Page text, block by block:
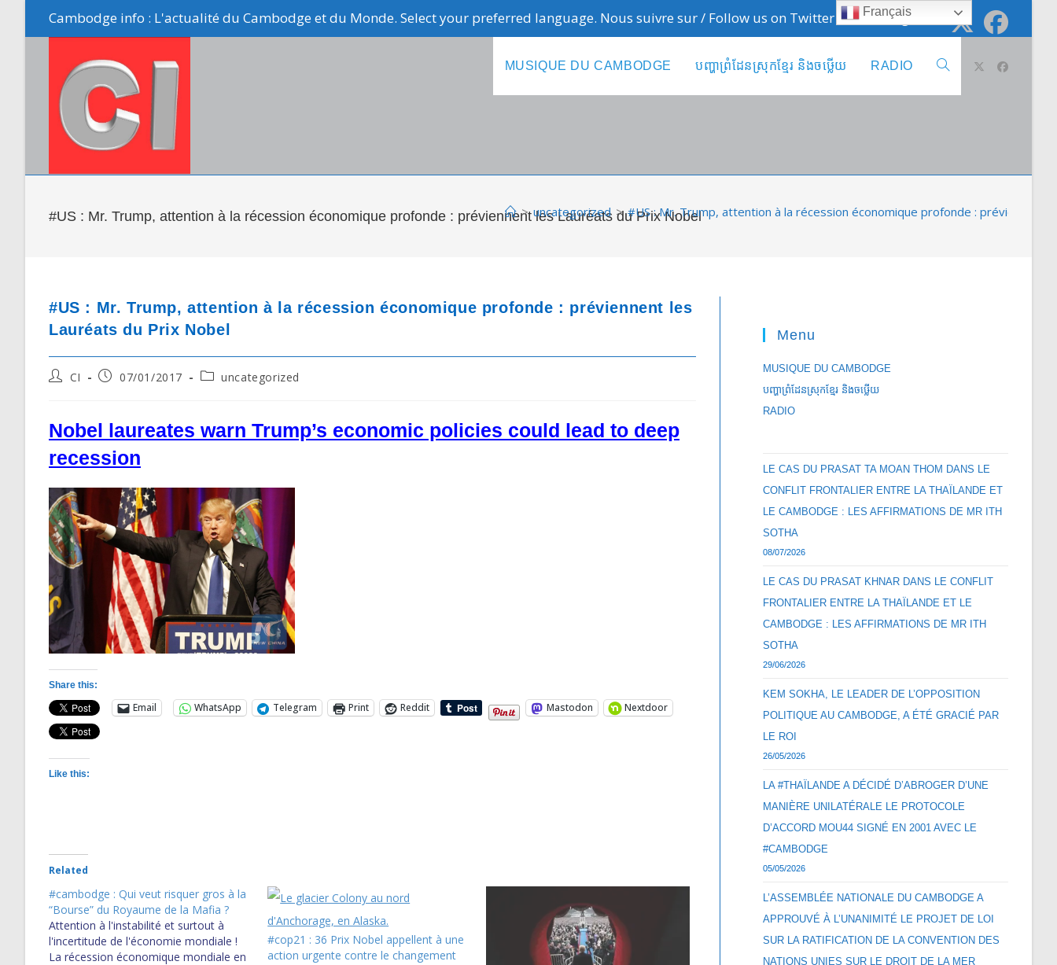
Cambodge info : L'actualité du Cambodge et du Monde. Select your preferred language. Nous suivre sur / Follow us on Twitter @cambodge_info
MUSIQUE DU CAMBODGE បញ្ហាព្រំដែនស្រុកខ្មែរ និងចឞ្លើយ RADIO Toggle
#US : Mr. Trump, attention à la récession économique profonde : préviennent les Lauréats du Prix Nobel
> uncategorized > #US : Mr. Trump, attention à la récession économique profonde : préviennent
#US : Mr. Trump, attention à la récession économique profonde : préviennent les
Lauréats du Prix Nobel
PostCI
Post07/01/2017
Postuncategorized
Nobel laureates warn Trump’s economic policies could lead to deep
recession
Share this:
Email WhatsApp Telegram Print Reddit Mastodon Nextdoor
Like this:
Related
#cambodge : Qui veut risquer gros à la
“Bourse” du Royaume de la Mafia ?
Attention à l'instabilité et surtout à
l'incertitude de l'économie mondiale !
La récession économique mondiale en
#cop21 : 36 Prix Nobel appellent à une
action urgente contre le changement
Menu
MUSIQUE DU CAMBODGE
បញ្ហាព្រំដែនស្រុកខ្មែរ និងចឞ្លើយ
RADIO
LE CAS DU PRASAT TA MOAN THOM DANS LE
CONFLIT FRONTALIER ENTRE LA THAÏLANDE ET
LE CAMBODGE : LES AFFIRMATIONS DE MR ITH
SOTHA
08/07/2026
LE CAS DU PRASAT KHNAR DANS LE CONFLIT
FRONTALIER ENTRE LA THAÏLANDE ET LE
CAMBODGE : LES AFFIRMATIONS DE MR ITH
SOTHA
29/06/2026
KEM SOKHA, LE LEADER DE L’OPPOSITION
POLITIQUE AU CAMBODGE, A ÉTÉ GRACIÉ PAR
LE ROI
26/05/2026
LA #THAÏLANDE A DÉCIDÉ D’ABROGER D’UNE
MANIÈRE UNILATÉRALE LE PROTOCOLE
D’ACCORD MOU44 SIGNÉ EN 2001 AVEC LE
#CAMBODGE
05/05/2026
L’ASSEMBLÉE NATIONALE DU CAMBODGE A
APPROUVÉ À L’UNANIMITÉ LE PROJET DE LOI
SUR LA RATIFICATION DE LA CONVENTION DES
NATIONS UNIES SUR LE DROIT DE LA MER
Français